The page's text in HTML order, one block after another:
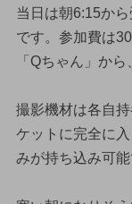
当日は朝6:15か
です。参加費は
「Qちゃん」か
撮影機材は各自
ケットに完全に
みが持ち込み可能